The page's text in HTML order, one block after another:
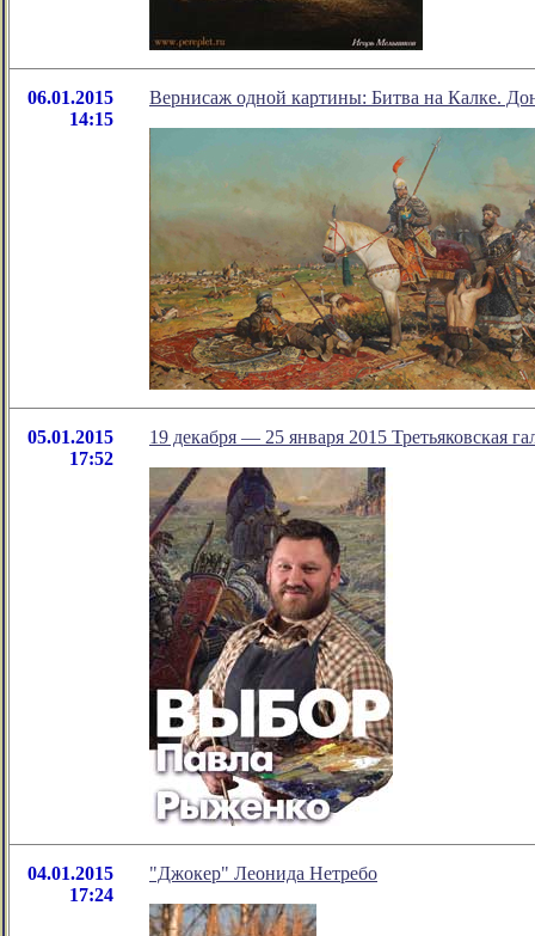
06.01.2015
14:15
Вернисаж одной картины: Битва на Калке.
05.01.2015
17:52
19 декабря — 25 января 2015 Третьяковская
04.01.2015
17:24
"Джокер" Леонида Нетребо